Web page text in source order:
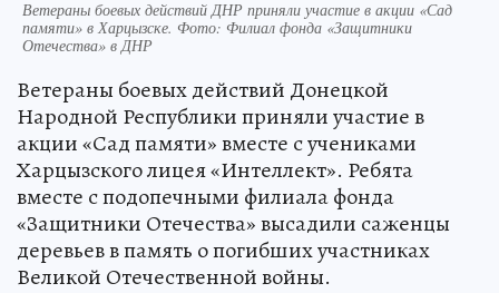
Ветераны боевых действий ДНР приняли участие в акции «Сад
памяти» в Харцызске. Фото: Филиал фонда «Защитники
Отечества» в ДНР
Ветераны боевых действий Донецкой
Народной Республики приняли участие в
акции «Сад памяти» вместе с учениками
Харцызского лицея «Интеллект». Ребята
вместе с подопечными филиала фонда
«Защитники Отечества» высадили саженцы
деревьев в память о погибших участниках
Великой Отечественной войны.